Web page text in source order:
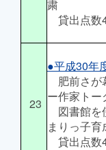
粛
貸出点数
23
●平成30年
肥前さが
ー作家トー
図書館を
まりっ子
貸出点数